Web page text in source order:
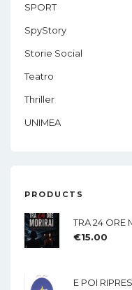
SPORT
SpyStory
Storie Social
Teatro
Thriller
UNIMEA
PRODUCTS
€15.00